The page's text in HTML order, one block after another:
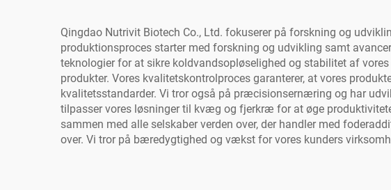
Qingdao Nutrivit Biotech Co., Ltd. fokuserer på forskning og
produktionsproces starter med forskning og udvikling samt
teknologier for at sikre koldvandsopløselighed og stabilitet af
produkter. Vores kvalitetskontrolproces garanterer, at vores
kvalitetsstandarder. Vi tror også på præcisionsernæring og har
tilpasser vores løsninger til kvæg og fjerkræ for at øge
sammen med alle selskaber verden over, der handler med
over. Vi tror på bæredygtighed og vækst for vores kunders